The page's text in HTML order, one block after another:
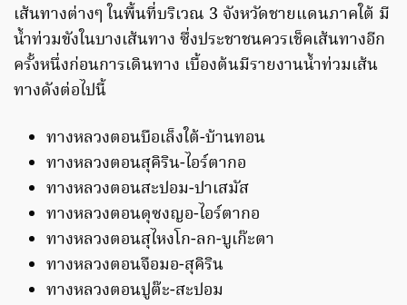
เส้นทางต่างๆ ในพื้นที่บริเวณ 3 จังหวัดชายแดนภาคใต้ มี
น้ำท่วมขังในบางเส้นทาง ซึ่งประชาชนควรเช็คเส้นทางอีก
ครั้งหนึ่งก่อนการเดินทาง เบื้องต้นมีรายงานน้ำท่วมเส้น
ทางดังต่อไปนี้
ทางหลวงตอนบือเล็งใต้-บ้านทอน
ทางหลวงตอนสุคิริน-ไอร์ตากอ
ทางหลวงตอนสะปอม-ปาเสมัส
ทางหลวงตอนดุซงญอ-ไอร์ตากอ
ทางหลวงตอนสุไหงโก-ลก-บูเก๊ะตา
ทางหลวงตอนจือมอ-สุคิริน
ทางหลวงตอนปูต๊ะ-สะปอม